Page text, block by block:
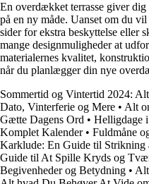
En overdækket terrasse giver
på en ny måde. Uanset om du
sider for ekstra beskyttelse eller
mange designmuligheder at
materialernes kvalitet,
når du planlægger din nye
Sommertid og Vintertid 2024:
Dato, Vinterferie og Mere • Alt
Gætte Dagens Ord • Helligdage
Komplet Kalender• Fuldmåne
Karklude: En Guide til Strikning
Guide til At Spille Kryds og
Begivenheder og Betydning • Alt